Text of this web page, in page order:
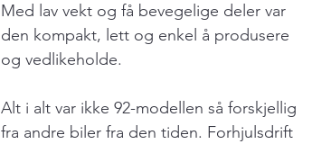
Med lav vekt og få bevegelige deler var
den kompakt, lett og enkel å produsere
og vedlikeholde.
Alt i alt var ikke 92-modellen så forskjellig
fra andre biler fra den tiden. Forhjulsdrift